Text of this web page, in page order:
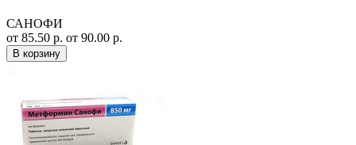
САНОФИ
от 85.50 р. от 90.00 р.
В корзину